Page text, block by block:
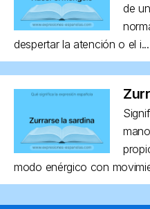
de
despertar la atención o el i...
modo enérgico con